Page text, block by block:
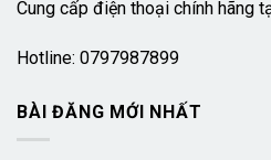
Cung cấp điện thoại chính hãng
Hotline: 0797987899
BÀI ĐĂNG MỚI NHẤT